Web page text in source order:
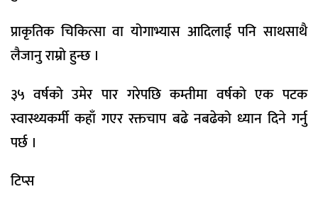
प्राकृतिक चिकित्सा वा योगाभ्यास आदिलाई पनि साथसाथै
लैजानु राम्रो हुन्छ ।
३५ वर्षको उमेर पार गरेपछि कम्तीमा वर्षको एक पटक
स्वास्थ्यकर्मी कहाँ गएर रक्तचाप बढे नबढेको ध्यान दिने गर्नु
पर्छ ।
टिप्स